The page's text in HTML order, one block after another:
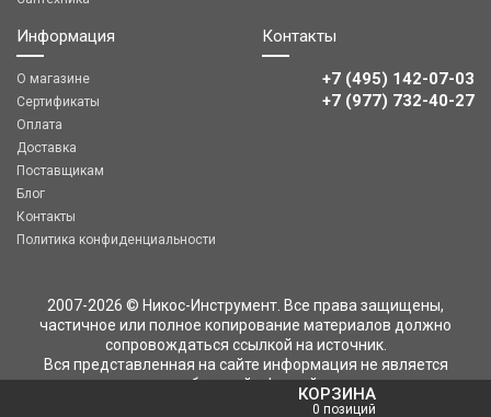
КОРЗИНА
0 позиций
Информация
О магазине
Сертификаты
Оплата
Доставка
Поставщикам
Блог
Контакты
Политика конфиденциальности
Контакты
+7 (495) 142-07-03
‎‎+7 (977) 732-40-27
2007-2026 © Никос-Инструмент. Все права защищены,
частичное или полное копирование материалов должно
сопровождаться ссылкой на источник.
Вся представленная на сайте информация не является
публичной офертой